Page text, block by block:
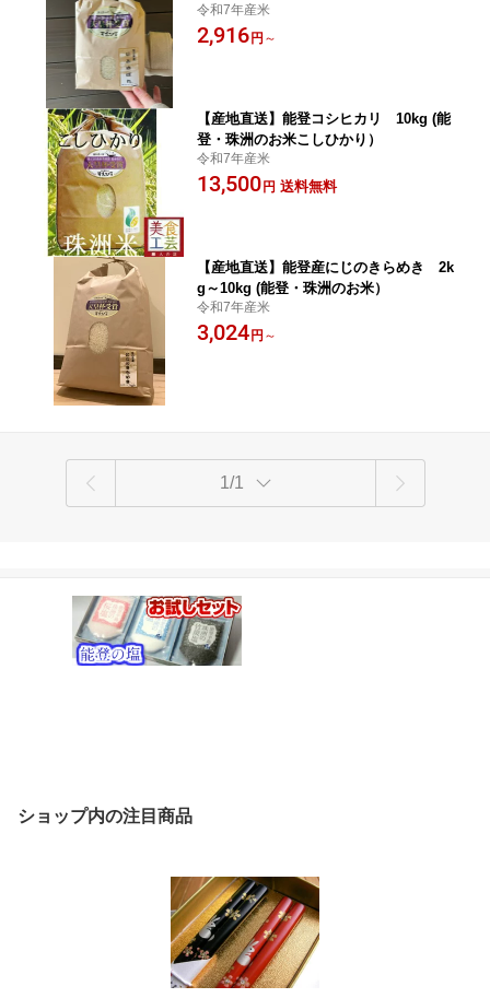
令和7年産米
2,916 円 ～
【産地直送】能登コシヒカリ 10kg (能
登・珠洲のお米こしひかり）
令和7年産米
13,500 円 送料無料
【産地直送】能登産にじのきらめき 2k
g～10kg (能登・珠洲のお米）
令和7年産米
3,024 円 ～
1/1
ショップ内の注目商品